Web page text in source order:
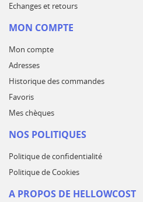
Echanges et retours
MON COMPTE
Mon compte
Adresses
Historique des commandes
Favoris
Mes chèques
NOS POLITIQUES
Politique de confidentialité
Politique de Cookies
A PROPOS DE HELLOWCOST